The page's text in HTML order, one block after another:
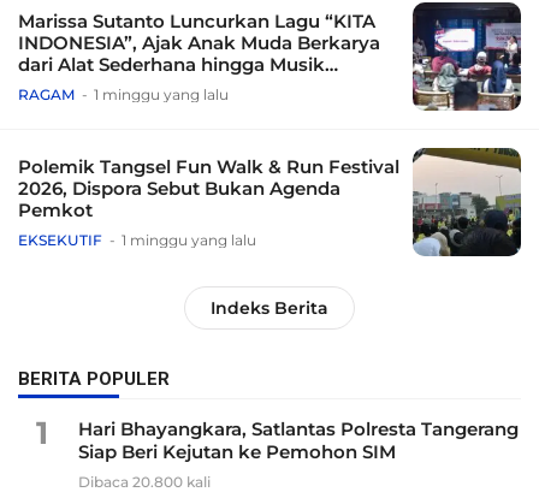
Marissa Sutanto Luncurkan Lagu “KITA
INDONESIA”, Ajak Anak Muda Berkarya
dari Alat Sederhana hingga Musik
Tradisional
RAGAM 1 minggu yang lalu
Polemik Tangsel Fun Walk & Run Festival
2026, Dispora Sebut Bukan Agenda
Pemkot
EKSEKUTIF 1 minggu yang lalu
Indeks Berita
BERITA POPULER
1
Hari Bhayangkara, Satlantas Polresta Tangerang
Siap Beri Kejutan ke Pemohon SIM
Dibaca 20.800 kali